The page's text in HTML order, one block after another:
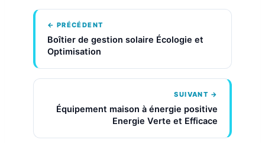
← PRÉCÉDENT
Boîtier de gestion solaire Écologie et
Optimisation
SUIVANT →
Équipement maison à énergie positive
Energie Verte et Efficace